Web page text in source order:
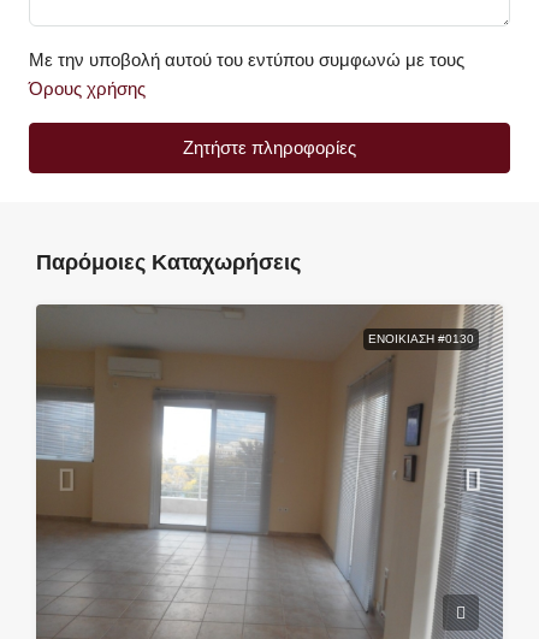
Με την υποβολή αυτού του εντύπου συμφωνώ με τους
Όρους χρήσης
Ζητήστε πληροφορίες
Παρόμοιες Καταχωρήσεις
ΕΝΟΙΚΊΑΣΗ #0130